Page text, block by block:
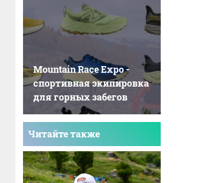
Mountain Race Expo -
cпортивная экипировка
для горных забегов
Читайте также